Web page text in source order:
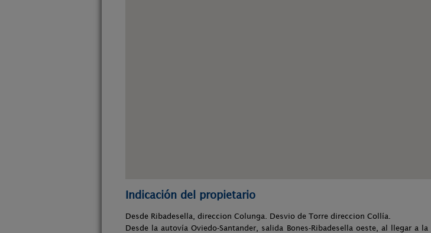
Indicación del propietario
Desde Ribadesella, direccion Colunga. Desvio de Torre direccion Collía.
Desde la autovía Oviedo-Santander, salida Bones-Ribadesella oeste, al llegar a